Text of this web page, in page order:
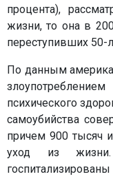
процента),
жизни, то она в
переступивших 50-
По данным
психического
самоубийства
причем 900 тысяч
уход из